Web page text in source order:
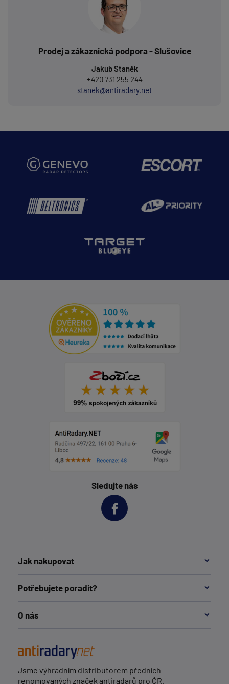
Prodej a zákaznická podpora - Slušovice
Jakub Staněk
+420 731 255 244
stanek@antiradary.net
Sledujte nás
Jak nakupovat
Potřebujete poradit?
O nás
Jsme výhradním distributorem předních
renomovaných značek antiradarů pro ČR.